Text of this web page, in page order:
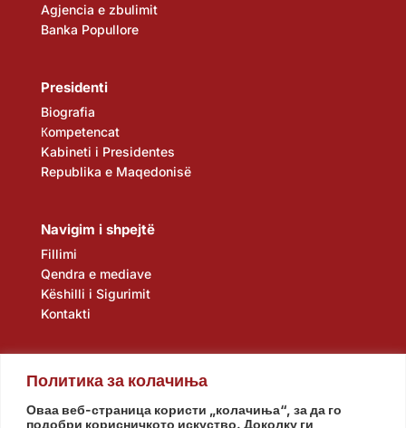
Политика за колачиња
Оваа веб-страница користи „колачиња“, за да го
подобри корисничкото искуство. Доколку ги
Agjencia e zbulimit
Banka Popullore
Presidenti
Biografia
Кompetencat
Kabineti i Presidentes
Republika e Maqedonisë
Navigim i shpejtë
Fillimi
Qendra e mediave
Këshilli i Sigurimit
Kontakti